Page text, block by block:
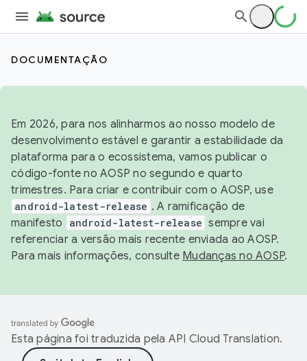
DOCUMENTAÇÃO
Em 2026, para nos alinharmos ao nosso modelo de
desenvolvimento estável e garantir a estabilidade da
plataforma para o ecossistema, vamos publicar o
código-fonte no AOSP no segundo e quarto
trimestres. Para criar e contribuir com o AOSP, use
android-latest-release . A ramificação de
manifesto
android-latest-release sempre vai
referenciar a versão mais recente enviada ao AOSP.
Para mais informações, consulte Mudanças no AOSP.
Esta página foi traduzida pela API Cloud Translation.